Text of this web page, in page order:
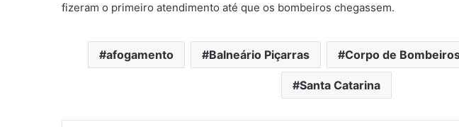
fizeram o primeiro atendimento até que os bombeiros chegassem.
afogamento Balneário Piçarras Corpo de
Santa Catarina